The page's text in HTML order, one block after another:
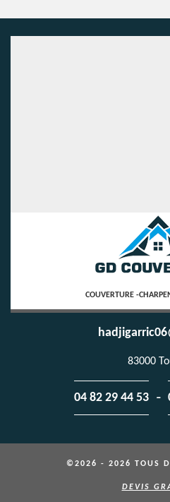
COUVERTURE -
83000
04 82 29 44 53 -
©2026 - 2026 TOUS
DEVIS